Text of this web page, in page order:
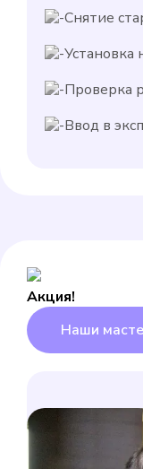
Снятие
Установка
Проверка
Ввод в
Акция!
Наши